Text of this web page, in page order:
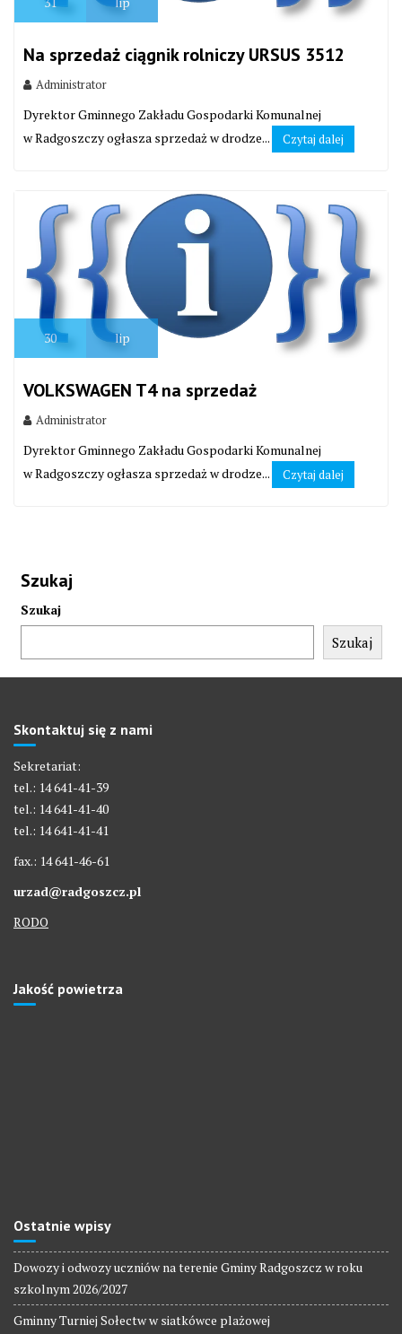
Na sprzedaż ciągnik rolniczy URSUS 3512
Administrator
Dyrektor Gminnego Zakładu Gospodarki Komunalnej
w Radgoszczy ogłasza sprzedaż w drodze...
Czytaj dalej
30 lip
VOLKSWAGEN T4 na sprzedaż
Administrator
Dyrektor Gminnego Zakładu Gospodarki Komunalnej
w Radgoszczy ogłasza sprzedaż w drodze...
Czytaj dalej
Szukaj
Szukaj
Szukaj
Skontaktuj się z nami
Sekretariat:
tel.: 14 641-41-39
tel.: 14 641-41-40
tel.: 14 641-41-41
fax.: 14 641-46-61
urzad@radgoszcz.pl
RODO
Jakość powietrza
Ostatnie wpisy
Dowozy i odwozy uczniów na terenie Gminy Radgoszcz w roku
szkolnym 2026/2027
Gminny Turniej Sołectw w siatkówce plażowej